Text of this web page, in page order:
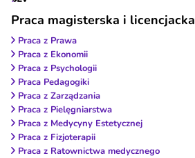
Praca magisterska i licencjacka
Praca z Prawa
Praca z Ekonomii
Praca z Psychologii
Praca Pedagogiki
Praca z Zarządzania
Praca z Pielęgniarstwa
Praca z Medycyny Estetycznej
Praca z Fizjoterapii
Praca z Ratownictwa medycznego